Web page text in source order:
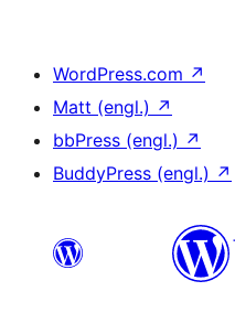
WordPress.com ↗
Matt (engl.) ↗
bbPress (engl.) ↗
BuddyPress (engl.) ↗